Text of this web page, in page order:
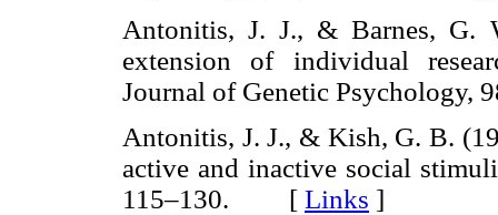
Antonitis, J. J., & Barnes, G.
extension of individual
Journal of Genetic
Antonitis, J. J., & Kish, G. B.
active and inactive social
115–130. [ Links ]